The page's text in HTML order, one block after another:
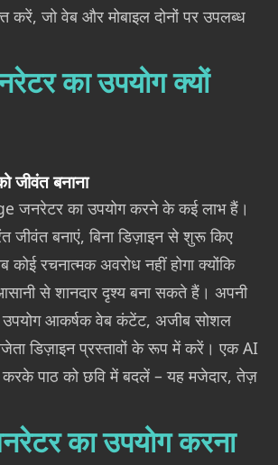
करें, जो वेब और मोबाइल दोनों पर उपलब्ध
का उपयोग क्यों
जीवंत बनाना
जनरेटर का उपयोग करने के कई लाभ हैं।
जीवंत बनाएं, बिना डिज़ाइन से शुरू किए
रचनात्मक अवरोध नहीं होगा क्योंकि
से शानदार दृश्य बना सकते हैं। अपनी
उपयोग आकर्षक वेब कंटेंट, अजीब सोशल
डिज़ाइन प्रस्तावों के रूप में करें। एक AI
पाठ को छवि में बदलें – यह मजेदार, तेज़
का उपयोग करना